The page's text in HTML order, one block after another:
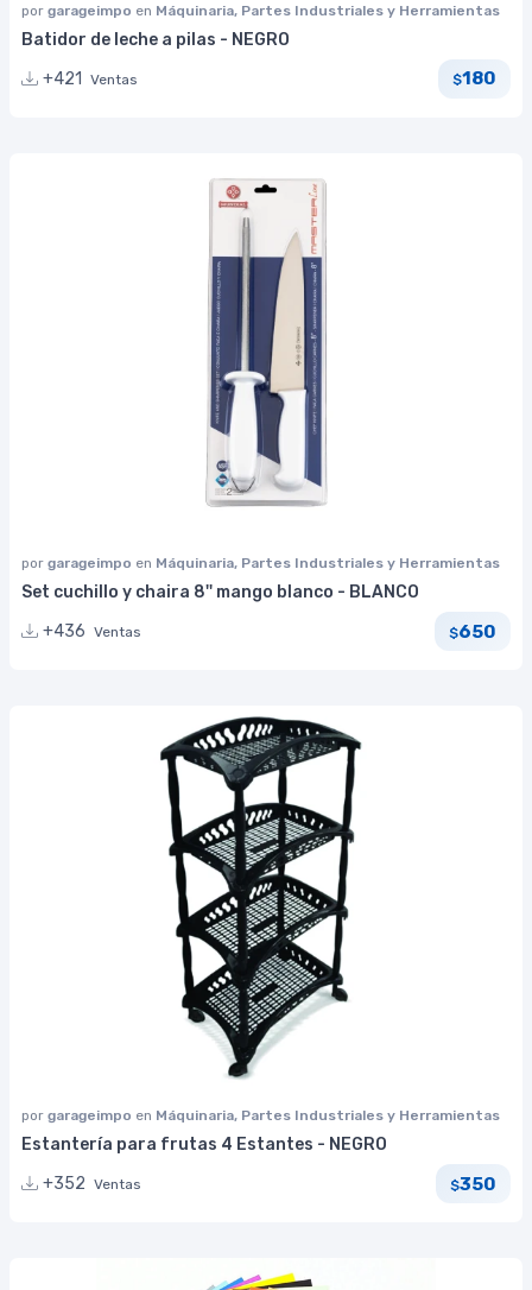
por garageimpo en Máquinaria, Partes Industriales y Herramientas
Batidor de leche a pilas - NEGRO
+421
Ventas $180
por garageimpo en Máquinaria, Partes Industriales y Herramientas
Set cuchillo y chaira 8'' mango blanco - BLANCO
+436 Ventas $650
por garageimpo en Máquinaria, Partes Industriales y Herramientas
Estantería para frutas 4 Estantes - NEGRO
+352 Ventas $350